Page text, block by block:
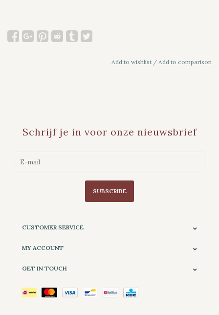
Add to wishlist / Add to comparison
Schrijf je in voor onze nieuwsbrief
SUBSCRIBE
CUSTOMER SERVICE
MY ACCOUNT
GET IN TOUCH